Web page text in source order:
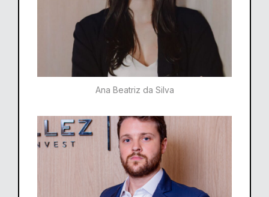
Ana Beatriz da Silva